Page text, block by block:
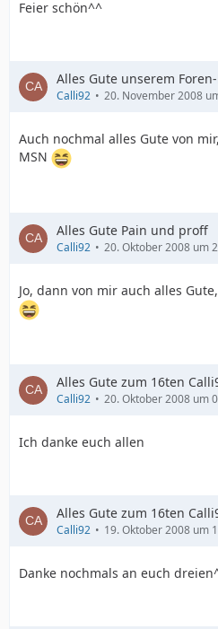
Feier schön^^
Alles Gute unserem
Calli92 20. November 2008
Auch nochmal alles Gute von
MSN
Alles Gute Pain und proff
Calli92 20. Oktober 2008 um
Jo, dann von mir auch alles
Alles Gute zum 16ten
Calli92 20. Oktober 2008 um
Ich danke euch allen
Alles Gute zum 16ten
Calli92 19. Oktober 2008 um
Danke nochmals an euch